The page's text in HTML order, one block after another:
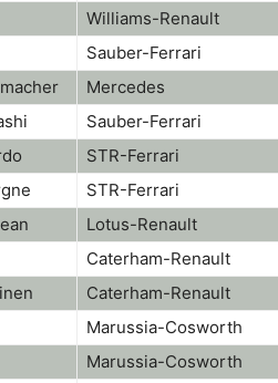
Williams-Renault
Sauber-Ferrari
Mercedes
Sauber-Ferrari
STR-Ferrari
STR-Ferrari
Lotus-Renault
Caterham-Renault
Caterham-Renault
Marussia-Cosworth
Marussia-Cosworth